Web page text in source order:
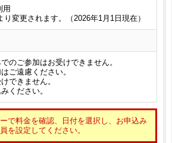
用
変更されます。（2026年1月1日現在）
のご参加はお受けできません。
ご遠慮ください。
できません。
ください。
ーで料金を確認、日付を選択し、お申込み
を設定してください。